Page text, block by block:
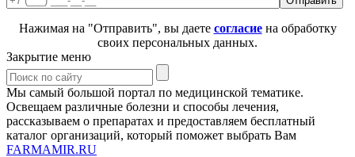
Нажимая на "Отправить", вы даете согласиена обработку
своих персональных данных.
Закрытие меню
Мы самый большой портал по медицинской тематике.
Освещаем различные болезни и способы лечения,
рассказываем о препаратах и предоставляем бесплатный
каталог организаций, который поможет выбрать Вам
FARMAMIR.RU